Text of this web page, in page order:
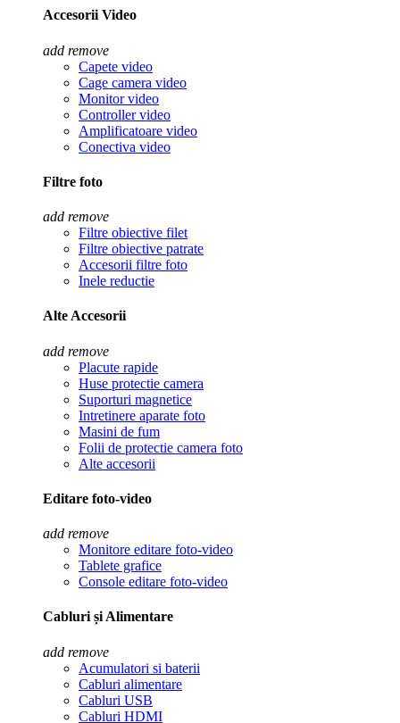
Accesorii Video
add remove
Capete video
Cage camera video
Monitor video
Controller video
Amplificatoare video
Conectiva video
Filtre foto
add remove
Filtre obiective filet
Filtre obiective patrate
Accesorii filtre foto
Inele reductie
Alte Accesorii
add remove
Placute rapide
Huse protectie camera
Suporturi magnetice
Intretinere aparate foto
Masini de fum
Folii de protectie camera foto
Alte accesorii
Editare foto-video
add remove
Monitore editare foto-video
Tablete grafice
Console editare foto-video
Cabluri și Alimentare
add remove
Acumulatori si baterii
Cabluri alimentare
Cabluri USB
Cabluri HDMI